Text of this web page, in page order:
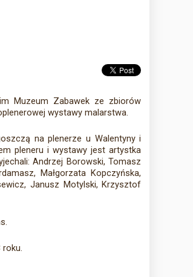
Muzeum Zabawek ze zbiorów
wystawy malarstwa.
na plenerze u Walentyny i
pleneru i wystawy jest artystka
Andrzej Borowski, Tomasz
Małgorzata Kopczyńska,
Janusz Motylski, Krzysztof